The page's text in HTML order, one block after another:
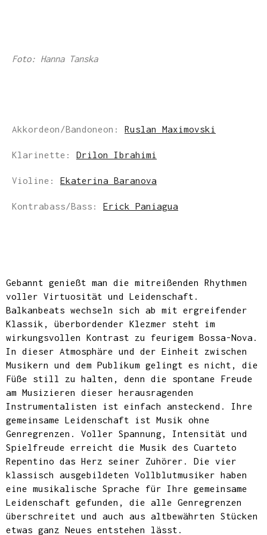
Foto: Hanna Tanska
Akkordeon/Bandoneon: Ruslan Maximovski
Klarinette: Drilon Ibrahimi
Violine: Ekaterina Baranova
Kontrabass/Bass: Erick Paniagua
Gebannt genießt man die mitreißenden Rhythmen
voller Virtuosität und Leidenschaft.
Balkanbeats wechseln sich ab mit ergreifender
Klassik, überbordender Klezmer steht im
wirkungsvollen Kontrast zu feurigem Bossa-Nova.
In dieser Atmosphäre und der Einheit zwischen
Musikern und dem Publikum gelingt es nicht, die
Füße still zu halten, denn die spontane Freude
am Musizieren dieser herausragenden
Instrumentalisten ist einfach ansteckend. Ihre
gemeinsame Leidenschaft ist Musik ohne
Genregrenzen. Voller Spannung, Intensität und
Spielfreude erreicht die Musik des Cuarteto
Repentino das Herz seiner Zuhörer. Die vier
klassisch ausgebildeten Vollblutmusiker haben
eine musikalische Sprache für Ihre gemeinsame
Leidenschaft gefunden, die alle Genregrenzen
überschreitet und auch aus altbewährten Stücken
etwas ganz Neues entstehen lässt.